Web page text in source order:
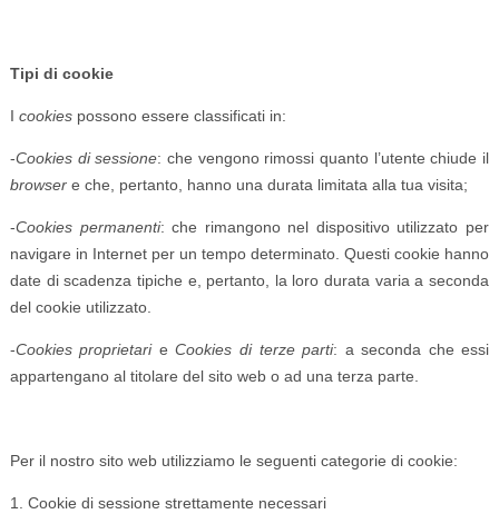
Tipi di cookie
I cookies possono essere classificati in:
-Cookies di sessione: che vengono rimossi quanto l’utente chiude il
browsere che, pertanto, hanno una durata limitata alla tua visita;
-Cookies permanenti: che rimangono nel dispositivo utilizzato per
navigare in Internet per un tempo determinato. Questi cookie hanno
date di scadenza tipiche e, pertanto, la loro durata varia a seconda
del cookie utilizzato.
-Cookies proprietarieCookies di terze parti: a seconda che essi
appartengano al titolare del sito web o ad una terza parte.
Per il nostro sito web utilizziamo le seguenti categorie di cookie:
1. Cookie di sessione strettamente necessari